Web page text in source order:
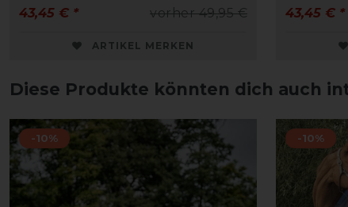
vorher 49,95 €
43,45 € *
ARTIKEL MERKEN
43,45 € *
Diese Produkte könnten dich auch
-10% -10%